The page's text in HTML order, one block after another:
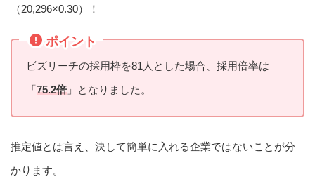
（20,296×0.30）！
ポイント
ビズリーチの採用枠を81人とした場合、採用倍率は
「75.2倍 」となりました。
推定値とは言え、決して簡単に入れる企業ではないことが分
かります。